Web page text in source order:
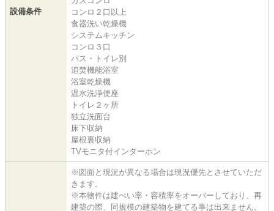
設備条件
コンロ２口以上
食器洗い乾燥機
システムキッチン
コンロ３口
バス・トイレ別
追焚機能浴室
浴室乾燥機
温水洗浄便座
トイレ２ヶ所
独立洗面台
床下収納
屋根裏収納
TVモニタ付インターホン
※図面と現況が異なる場合は現況優先とさせていただ
きます。
※本物件は建ぺい率・容積率をオーバーしており、再
建築の際、同規模の建築物を建てる事は出来ません。